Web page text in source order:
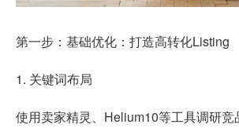
第一步：基础优化：打造高转化Listing
1. 关键词布局
使用卖家精灵、Helium10等工具调研竞